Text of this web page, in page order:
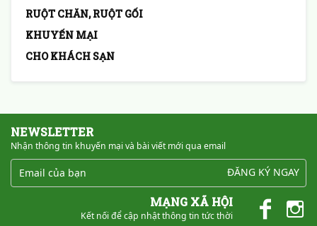
RUỘT CHĂN, RUỘT GỐI
KHUYẾN MẠI
CHO KHÁCH SẠN
NEWSLETTER
Nhận thông tin khuyến mại và bài viết mới qua email
ĐĂNG KÝ NGAY
MẠNG XÃ HỘI
Kết nối để cập nhật thông tin tức thời